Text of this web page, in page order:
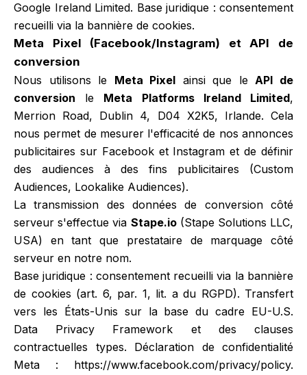
Google Ireland Limited. Base juridique : consentement
recueilli via la bannière de cookies.
Meta Pixel (Facebook/Instagram) et API de
conversion
Nous utilisons le Meta Pixel ainsi que leAPI de
conversion le Meta Platforms Ireland Limited,
Merrion Road, Dublin 4, D04 X2K5, Irlande. Cela
nous permet de mesurer l'efficacité de nos annonces
publicitaires sur Facebook et Instagram et de définir
des audiences à des fins publicitaires (Custom
Audiences, Lookalike Audiences).
La transmission des données de conversion côté
serveur s'effectue via Stape.io(Stape Solutions LLC,
USA) en tant que prestataire de marquage côté
serveur en notre nom.
Base juridique : consentement recueilli via la bannière
de cookies (art. 6, par. 1, lit. a du RGPD). Transfert
vers les États-Unis sur la base du cadre EU-U.S.
Data Privacy Framework et des clauses
contractuelles types. Déclaration de confidentialité
Meta : https://www.facebook.com/privacy/policy.